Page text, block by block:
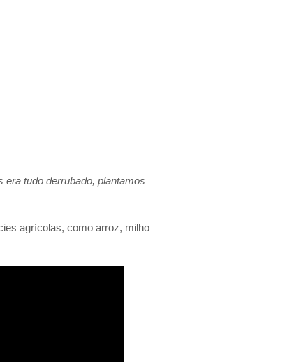
era tudo derrubado, plantamos
agrícolas, como arroz, milho